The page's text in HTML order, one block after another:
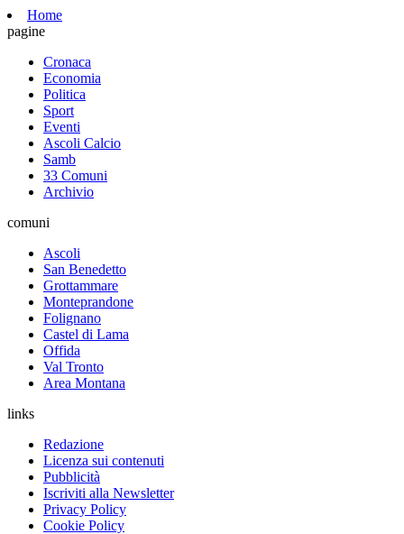
Home
pagine
Cronaca
Economia
Politica
Sport
Eventi
Ascoli Calcio
Samb
33 Comuni
Archivio
comuni
Ascoli
San Benedetto
Grottammare
Monteprandone
Folignano
Castel di Lama
Offida
Val Tronto
Area Montana
links
Redazione
Licenza sui contenuti
Pubblicità
Iscriviti alla Newsletter
Privacy Policy
Cookie Policy